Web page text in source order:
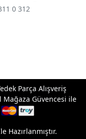
0 312
Parça Alışveriş
Güvencesi ile
Hazırlanmıştır.